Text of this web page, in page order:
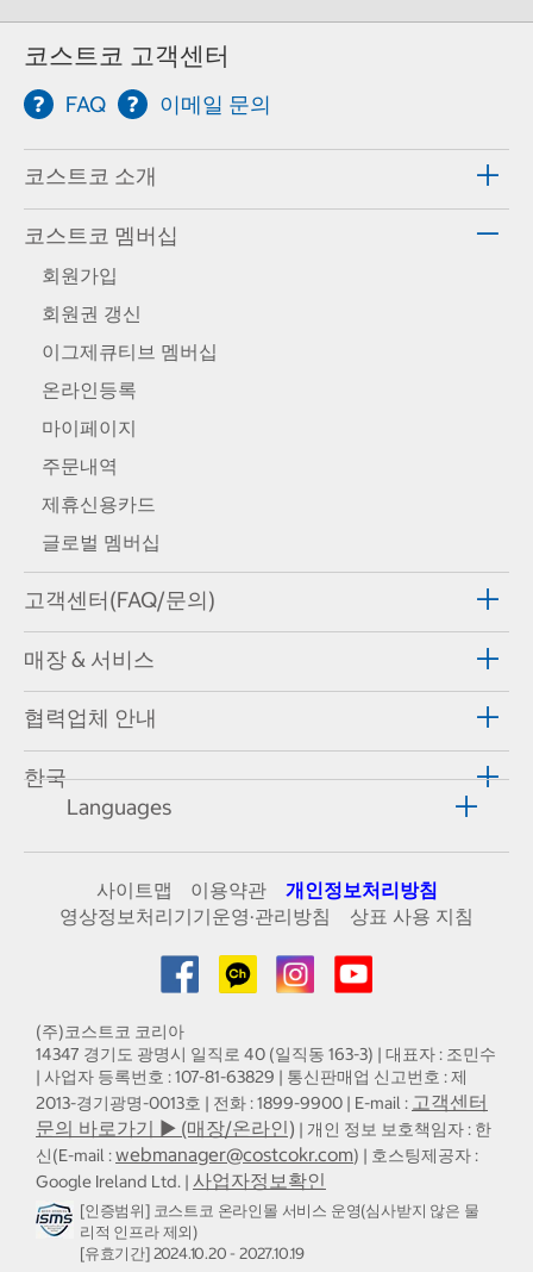
코스트코 고객센터
FAQ 이메일 문의
코스트코 소개
코스트코 멤버십
회원가입
회원권 갱신
이그제큐티브 멤버십
온라인등록
마이페이지
주문내역
제휴신용카드
글로벌 멤버십
고객센터(FAQ/문의)
매장 & 서비스
협력업체 안내
한국
Languages
사이트맵 이용약관
개인정보처리방침
영상정보처리기기운영·관리방침
상표 사용 지침
(주)코스트코 코리아
14347 경기도 광명시 일직로 40 (일직동 163-3) | 대표자 : 조민수
| 사업자 등록번호 : 107-81-63829 | 통신판매업 신고번호 : 제
2013-경기광명-0013호 | 전화 : 1899-9900 | E-mail : 고객센터
문의 바로가기 ▶ (매장/온라인) | 개인 정보 보호책임자 : 한
신(E-mail :webmanager@costcokr.com) | 호스팅제공자 :
Google Ireland Ltd. | 사업자정보확인
[인증범위] 코스트코 온라인몰 서비스 운영(심사받지 않은 물
리적 인프라 제외)
[유효기간] 2024.10.20 - 2027.10.19